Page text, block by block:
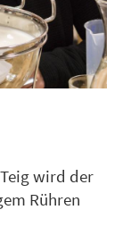
wird der
Rühren